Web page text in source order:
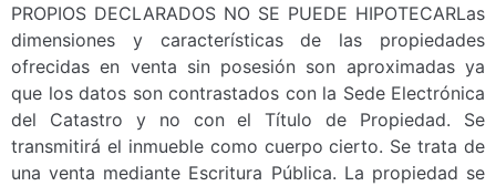
PROPIOS DECLARADOS NO SE PUEDE HIPOTECARLas
dimensiones y características de las propiedades
ofrecidas en venta sin posesión son aproximadas ya
que los datos son contrastados con la Sede Electrónica
del Catastro y no con el Título de Propiedad. Se
transmitirá el inmueble como cuerpo cierto. Se trata de
una venta mediante Escritura Pública. La propiedad se